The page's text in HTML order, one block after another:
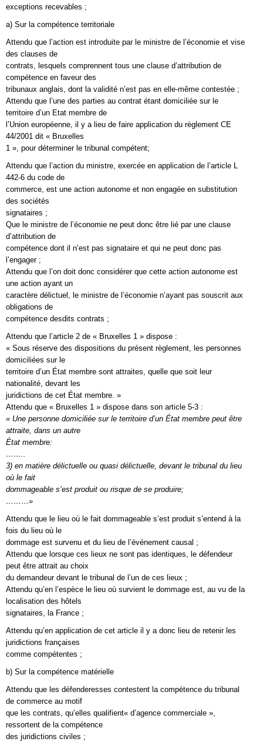
exceptions recevables ;
a) Sur la compétence territoriale
Attendu que l’action est introduite par le ministre de l’économie et vise
des clauses de
contrats, lesquels comprennent tous une clause d’attribution de
compétence en faveur des
tribunaux anglais, dont la validité n’est pas en elle-même contestée ;
Attendu que l’une des parties au contrat étant domiciliée sur le
territoire d’un Etat membre de
l’Union européenne, il y a lieu de faire application du règlement CE
44/2001 dit « Bruxelles
1 », pour déterminer le tribunal compétent;
Attendu que l’action du ministre, exercée en application de l’article L
442-6 du code de
commerce, est une action autonome et non engagée en substitution
des sociétés
signataires ;
Que le ministre de l’économie ne peut donc être lié par une clause
d’attribution de
compétence dont il n’est pas signataire et qui ne peut donc pas
l’engager ;
Attendu que l’on doit donc considérer que cette action autonome est
une action ayant un
caractère délictuel, le ministre de l’économie n’ayant pas souscrit aux
obligations de
compétence desdits contrats ;
Attendu que l’article 2 de « Bruxelles 1 » dispose :
« Sous réserve des dispositions du présent règlement, les personnes
domiciliées sur le
territoire d’un État membre sont attraites, quelle que soit leur
nationalité, devant les
juridictions de cet État membre. »
Attendu que « Bruxelles 1 » dispose dans son article 5-3 :
« Une personne domiciliée sur le territoire d’un État membre peut être
attraite, dans un autre
État membre:
……..
3) en matière délictuelle ou quasi délictuelle, devant le tribunal du lieu
où le fait
dommageable s’est produit ou risque de se produire;
………»
Attendu que le lieu où le fait dommageable s’est produit s’entend à la
fois du lieu où le
dommage est survenu et du lieu de l’événement causal ;
Attendu que lorsque ces lieux ne sont pas identiques, le défendeur
peut être attrait au choix
du demandeur devant le tribunal de l’un de ces lieux ;
Attendu qu’en l’espèce le lieu où survient le dommage est, au vu de la
localisation des hôtels
signataires, la France ;
Attendu qu’en application de cet article il y a donc lieu de retenir les
juridictions françaises
comme compétentes ;
b) Sur la compétence matérielle
Attendu que les défenderesses contestent la compétence du tribunal
de commerce au motif
que les contrats, qu’elles qualifient« d’agence commerciale »,
ressortent de la compétence
des juridictions civiles ;